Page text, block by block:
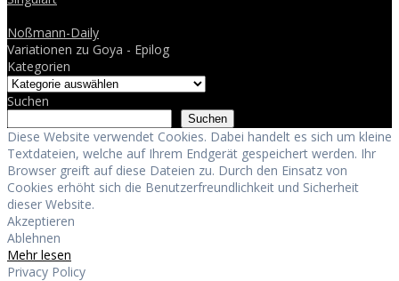
Noßmann-Daily
Variationen zu Goya - Epilog
Kategorien
Suchen
Suchen
Diese Website verwendet Cookies. Dabei handelt es sich um kleine
Textdateien, welche auf Ihrem Endgerät gespeichert werden. Ihr
Browser greift auf diese Dateien zu. Durch den Einsatz von
Cookies erhöht sich die Benutzerfreundlichkeit und Sicherheit
dieser Website.
Akzeptieren
Ablehnen
Mehr lesen
Privacy Policy